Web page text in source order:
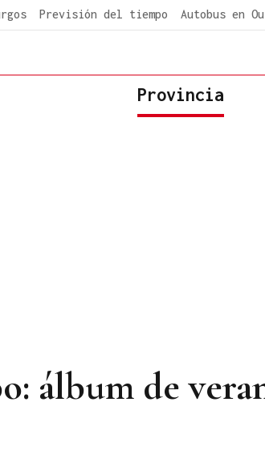
Previsión del tiempo Autobus en
Provincia
álbum de